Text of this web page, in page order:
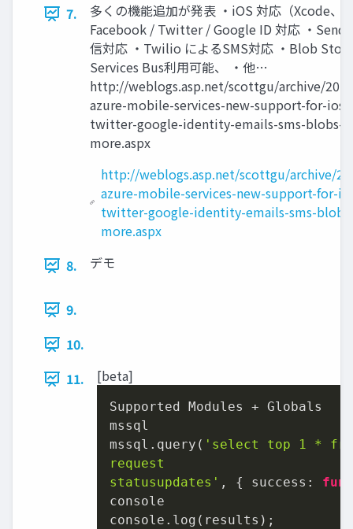
7.
多くの機能追加が発表 ・iOS 対応（Xcode、
Facebook / Twitter / Google ID 対応 ・
信対応 ・Twilio によるSMS対応 ・Blob
Services Bus利用可能、 ・他…
http://weblogs.asp.net/scottgu/archive/
azure-mobile-services-new-support-for-
twitter-google-identity-emails-sms-blobs-
more.aspx
http://weblogs.asp.net/scottgu/archive/
azure-mobile-services-new-support-for-
twitter-google-identity-emails-sms-
more.aspx
8.
デモ
9.
10.
11.
[beta]
Supported Modules + Globals
mssql
mssql.query( 'select top 1 *
request
statusupdates' , { success:
console
console.log(results);